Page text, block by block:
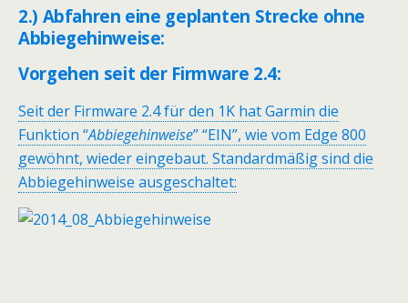
2.) Abfahren eine geplanten Strecke ohne
Abbiegehinweise:
Vorgehen seit der Firmware 2.4:
Seit der Firmware 2.4 für den 1K hat Garmin die
Funktion “Abbiegehinweise” “EIN”, wie vom Edge 800
gewöhnt, wieder eingebaut. Standardmäßig sind die
Abbiegehinweise ausgeschaltet: